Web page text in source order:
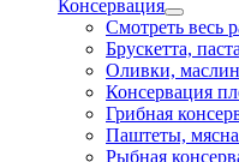
Консервация
Смотреть весь
Брускетта,
Оливки,
Консервация
Грибная
Паштеты,
Рыбная